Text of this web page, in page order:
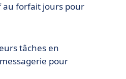
forfait jours pour
tâches en
pour